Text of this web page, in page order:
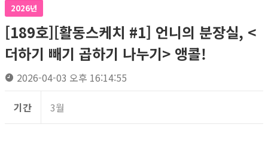
2026년
[189호][활동스케치 #1] 언니의 분장실, <
더하기 빼기 곱하기 나누기> 앵콜!
2026-04-03 오후 16:14:55
기간 3월